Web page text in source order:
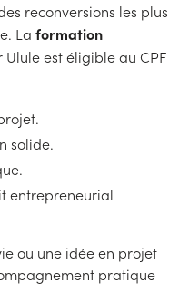
reconversions les plus
La formation
est éligible au CPF
solide.
entrepreneurial
ou une idée en projet
pratique